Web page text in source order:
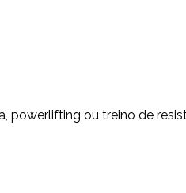
powerlifting ou treino de